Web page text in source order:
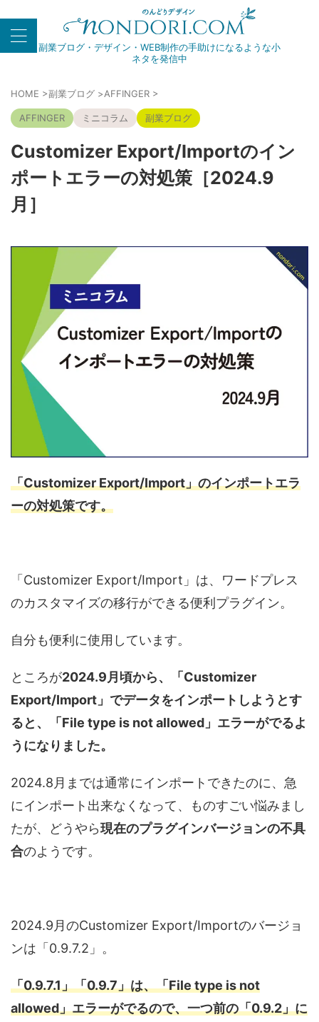
副業ブログ・デザイン・WEB制作の手助けになるような小
ネタを発信中
HOME >副業ブログ >AFFINGER >
AFFINGER ミニコラム 副業ブログ
Customizer Export/Importのイン
ポートエラーの対処策［2024.9
月］
「Customizer Export/Import」のインポートエラ
ーの対処策です。
「Customizer Export/Import」は、ワードプレス
のカスタマイズの移行ができる便利プラグイン。
自分も便利に使用しています。
ところが2024.9月頃から、「Customizer
Export/Import」でデータをインポートしようとす
ると、「File type is not allowed」エラーがでるよ
うになりました。
2024.8月までは通常にインポートできたのに、急
にインポート出来なくなって、ものすごい悩みまし
たが、どうやら現在のプラグインバージョンの不具
合のようです。
2024.9月のCustomizer Export/Importのバージョ
ンは「0.9.7.2」。
「0.9.7.1」「0.9.7」は、「File type is not
allowed」エラーがでるので、一つ前の「0.9.2」に